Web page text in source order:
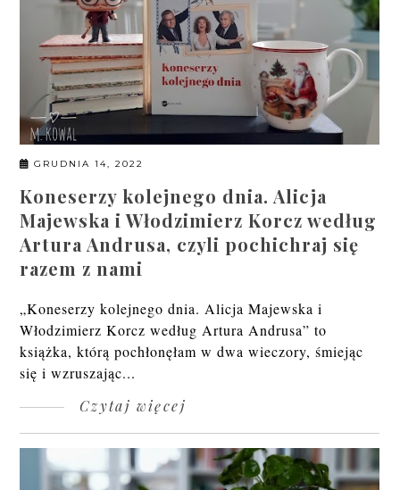
GRUDNIA 14, 2022
Koneserzy kolejnego dnia. Alicja
Majewska i Włodzimierz Korcz według
Artura Andrusa, czyli pochichraj się
razem z nami
„Koneserzy kolejnego dnia. Alicja Majewska i
Włodzimierz Korcz według Artura Andrusa” to
książka, którą pochłonęłam w dwa wieczory, śmiejąc
się i wzruszając...
Czytaj więcej